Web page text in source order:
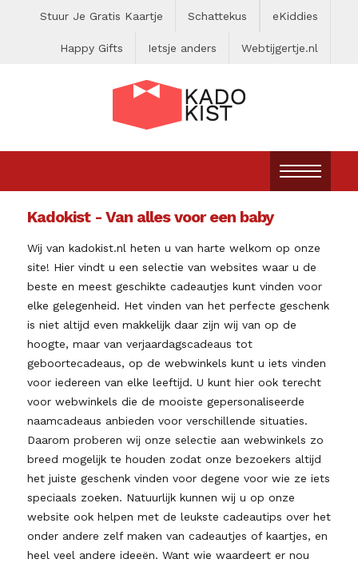
eKiddies
Schattekus
Stuur Je Gratis Kaartje
Webtijgertje.nl
Ietsje anders
Happy Gifts
Kadokist - Van alles voor een baby
Wij van kadokist.nl heten u van harte welkom op onze
site! Hier vindt u een selectie van websites waar u de
beste en meest geschikte cadeautjes kunt vinden voor
elke gelegenheid. Het vinden van het perfecte geschenk
is niet altijd even makkelijk daar zijn wij van op de
hoogte, maar van verjaardagscadeaus tot
geboortecadeaus, op de webwinkels kunt u iets vinden
voor iedereen van elke leeftijd. U kunt hier ook terecht
voor webwinkels die de mooiste gepersonaliseerde
naamcadeaus anbieden voor verschillende situaties.
Daarom proberen wij onze selectie aan webwinkels zo
breed mogelijk te houden zodat onze bezoekers altijd
het juiste geschenk vinden voor degene voor wie ze iets
speciaals zoeken. Natuurlijk kunnen wij u op onze
website ook helpen met de leukste cadeautips over het
onder andere zelf maken van cadeautjes of kaartjes, en
heel veel andere ideeën. Want wie waardeert er nou